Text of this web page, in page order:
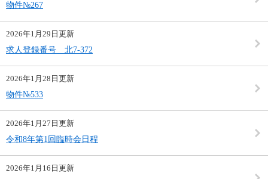
物件№267
2026年1月29日更新
求人登録番号 北7-372
2026年1月28日更新
物件№533
2026年1月27日更新
令和8年第1回臨時会日程
2026年1月16日更新